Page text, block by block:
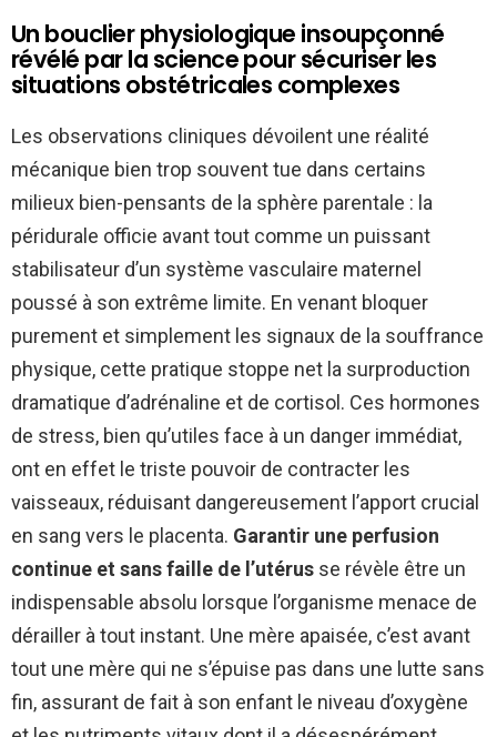
Un bouclier physiologique insoupçonné
révélé par la science pour sécuriser les
situations obstétricales complexes
Les observations cliniques dévoilent une réalité
mécanique bien trop souvent tue dans certains
milieux bien-pensants de la sphère parentale : la
péridurale officie avant tout comme un puissant
stabilisateur d’un système vasculaire maternel
poussé à son extrême limite. En venant bloquer
purement et simplement les signaux de la souffrance
physique, cette pratique stoppe net la surproduction
dramatique d’adrénaline et de cortisol. Ces hormones
de stress, bien qu’utiles face à un danger immédiat,
ont en effet le triste pouvoir de contracter les
vaisseaux, réduisant dangereusement l’apport crucial
en sang vers le placenta. Garantir une perfusion
continue et sans faille de l’utérus se révèle être un
indispensable absolu lorsque l’organisme menace de
dérailler à tout instant. Une mère apaisée, c’est avant
tout une mère qui ne s’épuise pas dans une lutte sans
fin, assurant de fait à son enfant le niveau d’oxygène